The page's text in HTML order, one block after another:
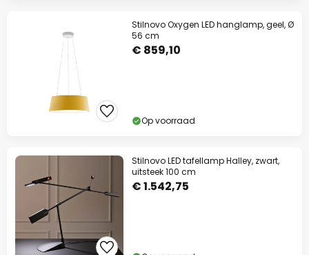
Stilnovo Oxygen LED hanglamp, geel, Ø
56 cm
€ 859,10
Op voorraad
Stilnovo LED tafellamp Halley, zwart,
uitsteek 100 cm
€ 1.542,75